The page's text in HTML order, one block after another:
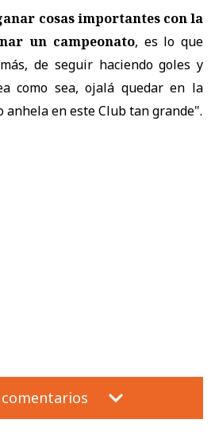
cosas importantes con la
un campeonato, es lo que
de seguir haciendo goles y
como sea, ojalá quedar en la
anhela en este Club tan grande".